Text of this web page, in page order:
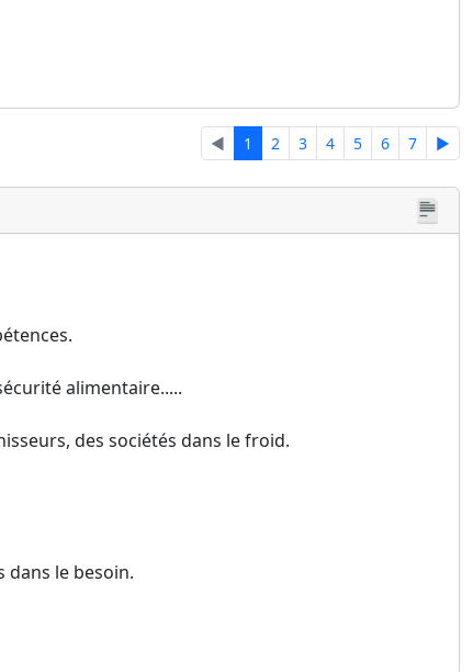
◄ 1 2 3 4 5 6 7 ►
alimentaire.....
des sociétés dans le froid.
dans le besoin.